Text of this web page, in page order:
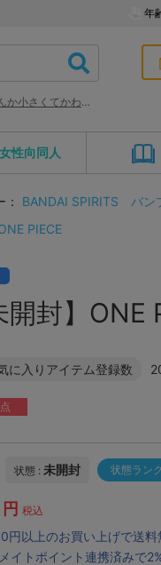
年
さくてかわいいやつ
女性向同人
： BANDAI SPIRITS
バン
PIECE
開封】
に入りアイテム登録数
状態 : 未開封 状態ラン
円 税込
円以上のお買い上げで送料
イトポイント連携済みで